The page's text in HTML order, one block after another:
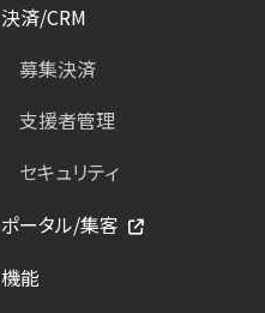
決済/CRM
募集決済
支援者管理
セキュリティ
ポータル/集客
機能